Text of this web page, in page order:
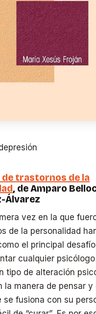
trastornos de la
, de Amparo
Álvarez
vez en la que
de la personalidad
el principal
cualquier
tipo de alteración
la manera de pensar y
se fusiona con su